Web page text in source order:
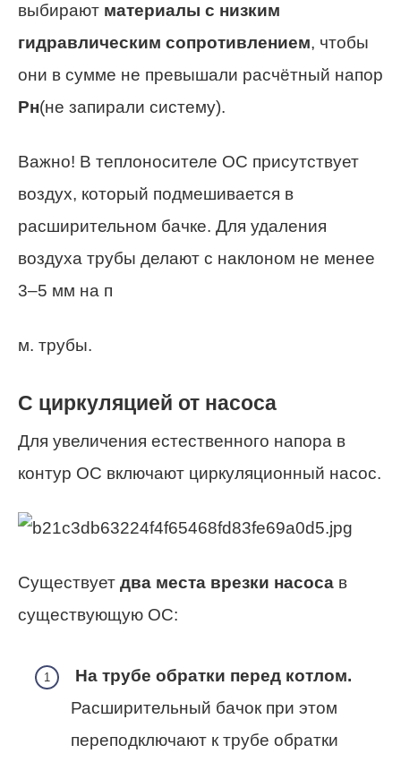
выбирают материалы с низким
гидравлическим сопротивлением, чтобы
они в сумме не превышали расчётный напор
Pн(не запирали систему).
Важно! В теплоносителе ОС присутствует
воздух, который подмешивается в
расширительном бачке. Для удаления
воздуха трубы делают с наклоном не менее
3–5 мм на п
м. трубы.
С циркуляцией от насоса
Для увеличения естественного напора в
контур ОС включают циркуляционный насос.
Существует два места врезки насоса в
существующую ОС:
На трубе обратки перед котлом.
Расширительный бачок при этом
переподключают к трубе обратки